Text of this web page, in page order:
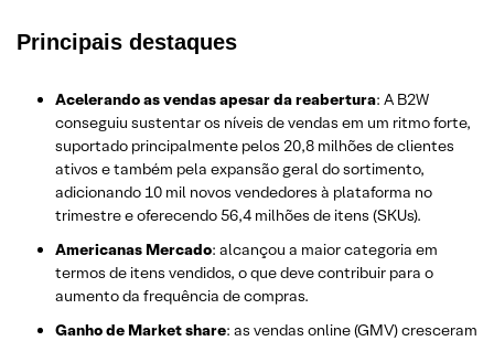
Principais destaques
Acelerando as vendas apesar da reabertura: A B2W
conseguiu sustentar os níveis de vendas em um ritmo forte,
suportado principalmente pelos 20,8 milhões de clientes
ativos e também pela expansão geral do sortimento,
adicionando 10 mil novos vendedores à plataforma no
trimestre e oferecendo 56,4 milhões de itens (SKUs).
Americanas Mercado: alcançou a maior categoria em
termos de itens vendidos, o que deve contribuir para o
aumento da frequência de compras.
Ganho de Market share: as vendas online (GMV) cresceram